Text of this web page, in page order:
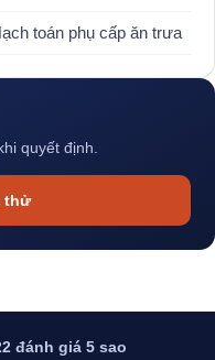
toán phụ cấp ăn trưa
quyết định.
thử
đánh giá 5 sao